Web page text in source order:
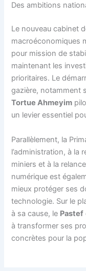
Des ambitions
Le nouveau cabinet
macroéconomiques
pour mission de
maintenant les
prioritaires. Le
gazière, notamment
Tortue Ahmeyim
un levier essentiel
Parallèlement, la
l’administration, à la
miniers et à la
numérique est
mieux protéger ses
technologie. Sur le
à sa cause, le Pastef
à transformer ses
concrètes pour la